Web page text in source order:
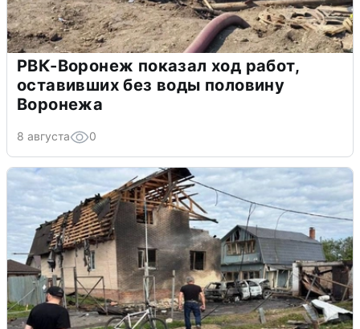
РВК-Воронеж показал ход работ,
оставивших без воды половину
Воронежа
8 августа 0